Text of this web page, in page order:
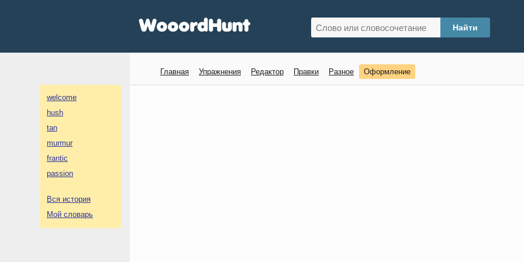
welcome
hush
tan
murmur
frantic
passion
Вся история
Мой словарь
Главная Упражнения Редактор Правки Разное Оформление